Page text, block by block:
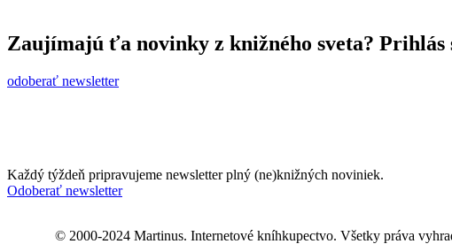
Zaujímajú ťa novinky z knižného sveta? Prihlás
odoberať newsletter
Každý týždeň pripravujeme newsletter plný (ne)knižných noviniek.
Odoberať newsletter
© 2000-2024 Martinus. Internetové kníhkupectvo. Všetky práva